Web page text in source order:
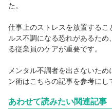
た。
仕事上のストレスを放置する
ルス不調になる恐れがあるた
る従業員のケアが重要です。
メンタル不調者を出さないた
ン術はこちらの記事を参考にし
あわせて読みたい関連記事